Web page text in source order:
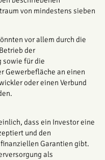
von mindestens sieben
vor allem durch die
der
sowie für die
Gewerbefläche an einen
oder einen Verbund
dass ein Investor eine
und den
Garantien gibt.
als